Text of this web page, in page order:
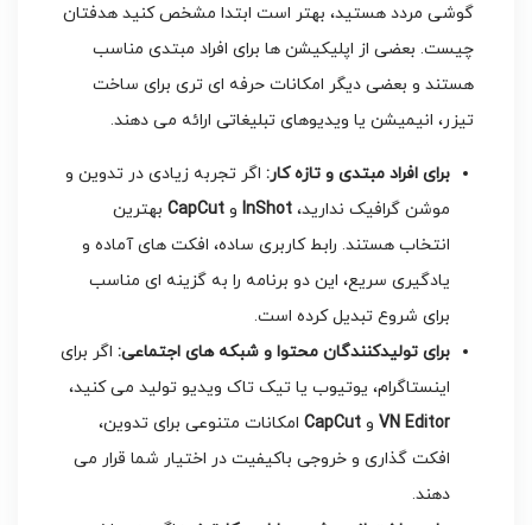
گوشی مردد هستید، بهتر است ابتدا مشخص کنید هدفتان
چیست. بعضی از اپلیکیشن ها برای افراد مبتدی مناسب
هستند و بعضی دیگر امکانات حرفه ای تری برای ساخت
تیزر، انیمیشن یا ویدیوهای تبلیغاتی ارائه می دهند.
برای افراد مبتدی و تازه کار: اگر تجربه زیادی در تدوین و
موشن گرافیک ندارید، InShot و CapCut بهترین
انتخاب هستند. رابط کاربری ساده، افکت های آماده و
یادگیری سریع، این دو برنامه را به گزینه ای مناسب
برای شروع تبدیل کرده است.
برای تولیدکنندگان محتوا و شبکه های اجتماعی: اگر برای
اینستاگرام، یوتیوب یا تیک تاک ویدیو تولید می کنید،
VN Editor و CapCut امکانات متنوعی برای تدوین،
افکت گذاری و خروجی باکیفیت در اختیار شما قرار می
دهند.